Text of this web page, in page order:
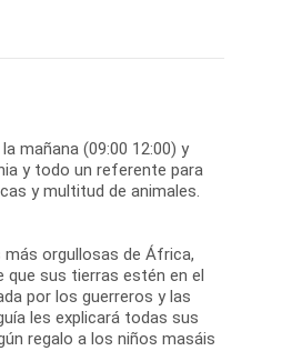
mañana (09:00 12:00) y
y todo un referente para
y multitud de animales.
más orgullosas de África,
sus tierras estén en el
por los guerreros y las
les explicará todas sus
regalo a los niños masáis